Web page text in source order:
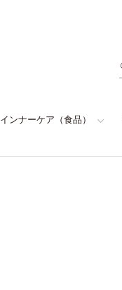
インナーケア（食品）